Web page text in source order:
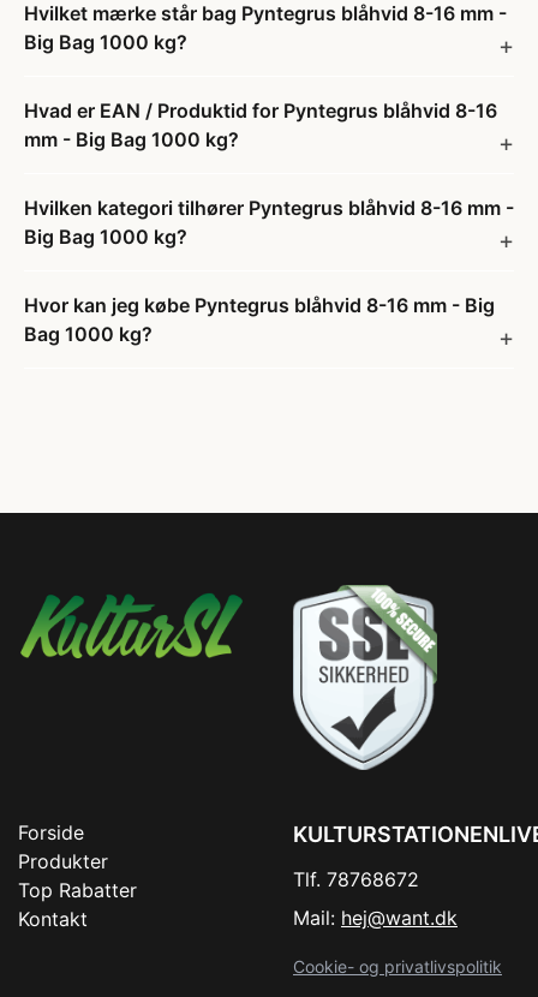
Hvilket mærke står bag Pyntegrus blåhvid 8-16 mm -
Big Bag 1000 kg?
Hvad er EAN / Produktid for Pyntegrus blåhvid 8-16
mm - Big Bag 1000 kg?
Hvilken kategori tilhører Pyntegrus blåhvid 8-16 mm -
Big Bag 1000 kg?
Hvor kan jeg købe Pyntegrus blåhvid 8-16 mm - Big
Bag 1000 kg?
Forside
Produkter
Top Rabatter
Kontakt
Tlf. 78768672
Mail: hej@want.dk
Cookie- og privatlivspolitik